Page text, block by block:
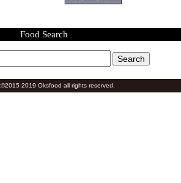
Food Search
2019 Oksfood all rights reserved.